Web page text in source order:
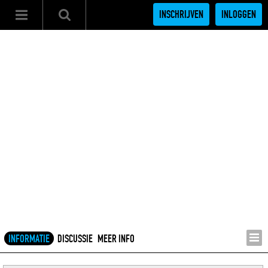
INSCHRIJVEN INLOGGEN
INFORMATIE DISCUSSIE MEER INFO